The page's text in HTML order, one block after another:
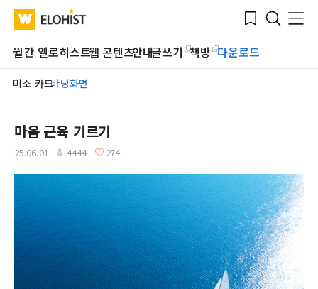
WATV Elohist-
Home
Bookmark
Search
Menu
월간 엘로히스트웹 콘텐츠안내글쓰기 책방 다운로드
미소 카드바탕화면
Submit
마음 근육 기르기
25.06.01 4444 274